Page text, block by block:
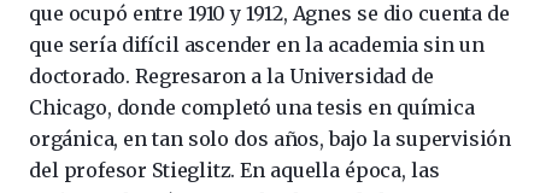
que ocupó entre 1910 y 1912, Agnes se dio cuenta de
que sería difícil ascender en la academia sin un
doctorado. Regresaron a la Universidad de
Chicago, donde completó una tesis en química
orgánica, en tan solo dos años, bajo la supervisión
del profesor Stieglitz. En aquella época, las